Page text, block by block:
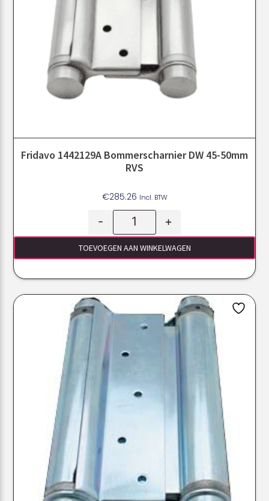
Fridavo 1442129A Bommerscharnier DW 45-50mm
RVS
€285.26 Incl. BTW
- +
TOEVOEGEN AAN WINKELWAGEN